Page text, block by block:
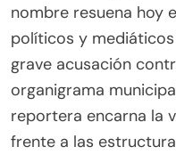
nombre resuena hoy
políticos y
grave acusación
organigrama
reportera encarna la
frente a las